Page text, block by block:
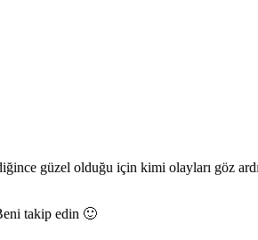
güzel olduğu için kimi olayları göz
takip edin 🙂